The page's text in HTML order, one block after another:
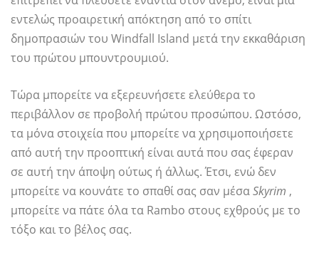
εντελώς προαιρετική απόκτηση από το σπίτι
δημοπρασιών του Windfall Island μετά την εκκαθάριση
του πρώτου μπουντρουμιού.
Τώρα μπορείτε να εξερευνήσετε ελεύθερα το
περιβάλλον σε προβολή πρώτου προσώπου. Ωστόσο,
τα μόνα στοιχεία που μπορείτε να χρησιμοποιήσετε
από αυτή την προοπτική είναι αυτά που σας έφεραν
σε αυτή την άποψη ούτως ή άλλως. Έτσι, ενώ δεν
μπορείτε να κουνάτε το σπαθί σας σαν μέσαSkyrim ,
μπορείτε να πάτε όλα τα Rambo στους εχθρούς με το
τόξο και το βέλος σας.